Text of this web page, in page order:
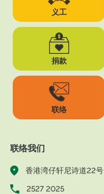
义工
捐款
联络
联络我们
香港湾仔轩尼诗道22号
2527 2025